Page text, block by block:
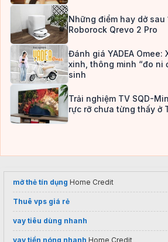
Những điểm hay dở
Roborock Qrevo 2 Pro
Đánh giá YADEA Omee:
xinh, thông minh “đo ni
sinh
Trải nghiệm TV SQD-
rực rỡ chưa từng thấy ở
mở thẻ tín dụng Home Credit
Thuê vps giá rẻ
vay tiêu dùng nhanh
vay tiền nóng nhanh Home Credit